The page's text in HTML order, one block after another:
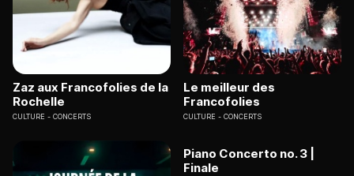
Zaz aux Francofolies de la
Rochelle
CULTURE CONCERTS
Le meilleur des
Francofolies
CULTURE CONCERTS
Piano Concerto no. 3 |
Finale